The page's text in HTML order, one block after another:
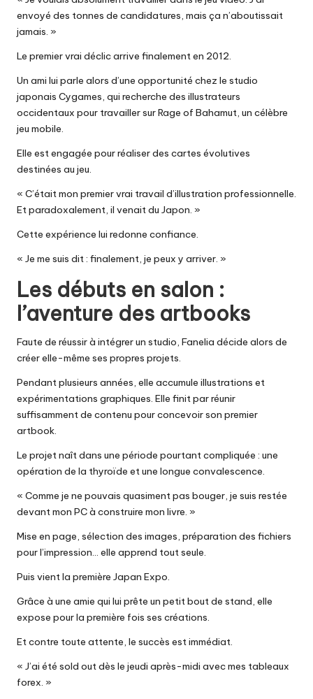
envoyé des tonnes de candidatures, mais ça n’aboutissait
jamais. »
Le premier vrai déclic arrive finalement en 2012.
Un ami lui parle alors d’une opportunité chez le studio
japonais Cygames, qui recherche des illustrateurs
occidentaux pour travailler sur Rage of Bahamut, un célèbre
jeu mobile.
Elle est engagée pour réaliser des cartes évolutives
destinées au jeu.
« C’était mon premier vrai travail d’illustration professionnelle.
Et paradoxalement, il venait du Japon. »
Cette expérience lui redonne confiance.
« Je me suis dit : finalement, je peux y arriver. »
Les débuts en salon :
l’aventure des artbooks
Faute de réussir à intégrer un studio, Fanelia décide alors de
créer elle-même ses propres projets.
Pendant plusieurs années, elle accumule illustrations et
expérimentations graphiques. Elle finit par réunir
suffisamment de contenu pour concevoir son premier
artbook.
Le projet naît dans une période pourtant compliquée : une
opération de la thyroïde et une longue convalescence.
« Comme je ne pouvais quasiment pas bouger, je suis restée
devant mon PC à construire mon livre. »
Mise en page, sélection des images, préparation des fichiers
pour l’impression… elle apprend tout seule.
Puis vient la première Japan Expo.
Grâce à une amie qui lui prête un petit bout de stand, elle
expose pour la première fois ses créations.
Et contre toute attente, le succès est immédiat.
« J’ai été sold out dès le jeudi après-midi avec mes tableaux
forex. »